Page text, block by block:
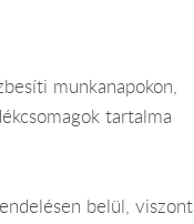
munkanapokon,
tartalma
belül, viszont